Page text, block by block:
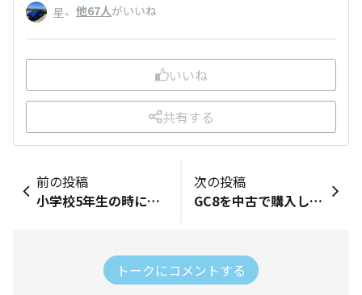
星、 他67人がいいね
いいね
共有する
前の投稿
小学校5年生の時にやってきて、17歳を迎えた我が家の愛犬が痙攣を起こした次の日のことです。痙攣を起こしたのは夜中で、翌朝一番に動物病院へ行くことにしました。しかしその日は正月中で行きつけの動物病院が開いておらず、少し離れた休日診療をしてくれる病院へ急行すべくXVを出しました。 しかし出庫直後、我が家の目の前で信号無視の車が側面衝突。結果サイドは大きく凹みましたが、スバルの安全性がしっかり考えられたボディのおかげで大きな怪我はなく、まずは事故処理と自分の病院を優先することに。そして帰宅後すぐに愛犬をやっと病院に連れていけました。痙攣が老いから来るものですぐ生命に関わるものではなくとりあえずは安堵。 愛犬は３ヶ月後に家族全員に見守られて虹の橋を渡りました。もしこの事故で大怪我をしていたら、果てはそれ以上の結果だったら…自分の心の支えで理解者であった愛犬を看取ることができなかったでしょう。スバルの安全設計のこだわりはXVの購入時に最重要視していたので、こういった結果でしたが安全性の高さを実感しました。 愛車はキチンと直してもらい今でも最高の相棒として毎日走っています。いつか訪れる愛車XVの最後の日まで大切に、愛犬との思い出を乗せながらこれからも！走り続けます
次の投稿
GC8を中古で購入した時、走行距離は約7万キロで30万円くらいでした。 STiではないベースグレードでしたがSTiを超えるインプレッサを目指して社外製のタービン、エキマニ、キャタライザー、マフラーなどを入れてフルコンでのセッティングも行い、乗った人からSTiより速くて楽しいと言ってもらえる車になりました。 エアロパーツは主張が強すぎず良いバランスで綺麗にまとまっていると思っています。 知らない人からよく写真撮らせてくださいとか運転席座らせてくださいとお願いされることがあります。 通っていたショップさんのネットの紹介ページにもこの子の写真を使っていただいております。 そんな私の自慢のGC8です。 白いせいかスバリストの方々以外からはランエボと間違えられることが多いのは少し悲しい。 でも人間と同じように車にも寿命は必ず来るものです。 毎月のように走ってる途中でエンジンが止まってしまってその度にレッカーで運んでもらって、それでも埼玉スバル川越店のスタッフの方々は買い替えをすすめることもせずにどうにかしてこの子がまた元気に走れるようにと何日でも預かって諦めずに修理してくださって、本当に本当に感謝の気持ちでいっぱいです。 今まで通っていたショップさんからは買い替えをすすめられたりもう直せないと諦められてしまったので通わなくなり、次の車を買う時が来るなら埼玉スバル川越店さんで新車を買おうって決めていました。 私が全然乗り換えようとしないからいい加減乗り換えろってこの子がBRZのTYPE RAと巡り合わせてくれたんだと思います。 この子と過ごした楽しかった思い出は一生忘れません。 私はこれからも六連星を心に生きていきます。
トークにコメントする